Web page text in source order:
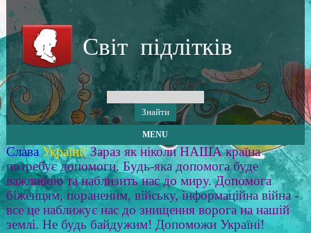
Світ підлітків
MENU
Слава Україні! Зараз як ніколи НАША країна
потребує допомоги. Будь-яка допомога буде
важливою та наблизить нас до миру. Допомога
біженцям, пораненим, війську, інформаційна війна -
все це наближує нас до знищення ворога на нашій
землі. Не будь байдужим! Допоможи Україні!